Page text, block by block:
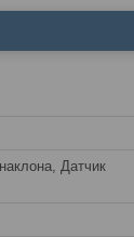
Датчик